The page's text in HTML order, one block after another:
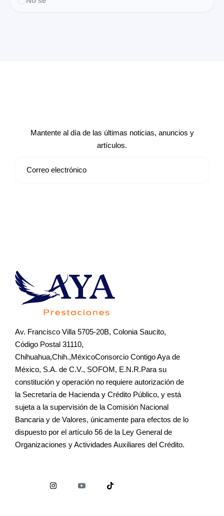
Mantente al día de las últimas noticias, anuncios y
artículos.
Av. Francisco Villa 5705-20B, Colonia Saucito,
Código Postal 31110,
Chihuahua,Chih.,MéxicoConsorcio Contigo Aya de
México, S.A. de C.V., SOFOM, E.N.R.Para su
constitución y operación no requiere autorización de
la Secretaría de Hacienda y Crédito Público, y está
sujeta a la supervisión de la Comisión Nacional
Bancaria y de Valores, únicamente para efectos de lo
dispuesto por el artículo 56 de la Ley General de
Organizaciones y Actividades Auxiliares del Crédito.